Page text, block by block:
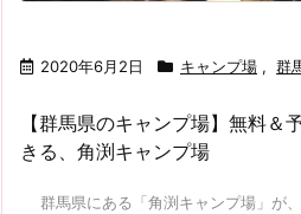
2020年6月2日 キャンプ場 , 群
【群馬県のキャンプ場】無料＆
きる、角渕キャンプ場
群馬県にある「角渕キャンプ場」が